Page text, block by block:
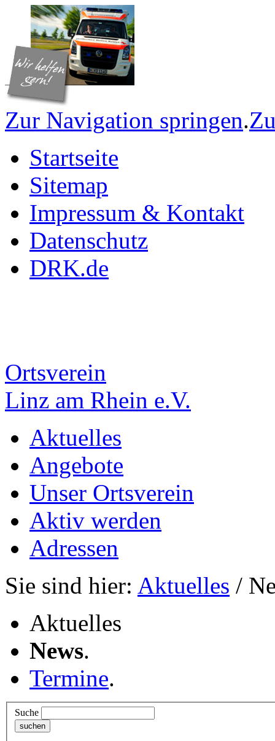
Zur Navigation springen.
Startseite
Sitemap
Impressum & Kontakt
Datenschutz
DRK.de
Ortsverein
Linz am Rhein e.V.
Aktuelles
Angebote
Unser Ortsverein
Aktiv werden
Adressen
Sie sind hier: Aktuelles /
Aktuelles
News.
Termine.
Suche